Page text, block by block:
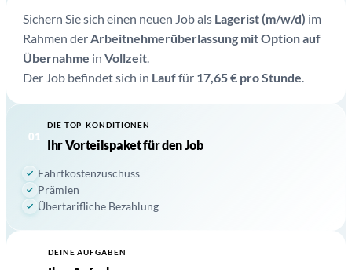
Sichern Sie sich einen neuen Job als Lagerist (m/w/d) im
Rahmen derArbeitnehmerüberlassung mit Option auf
Übernahme in Vollzeit.
Der Job befindet sich in Lauffür 17,65 € pro Stunde.
01
DIE TOP-KONDITIONEN
Ihr Vorteilspaket für den Job
Fahrtkostenzuschuss
Prämien
Übertarifliche Bezahlung
DEINE AUFGABEN